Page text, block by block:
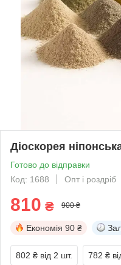
Діоскорея
Готово до відправки
Код: 1688
Опт і роздріб
810 ₴ 900 ₴
Економія 90 ₴
802 ₴ від 2 шт. 782 ₴